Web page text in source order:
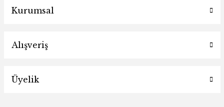
Kurumsal
Alışveriş
Üyelik